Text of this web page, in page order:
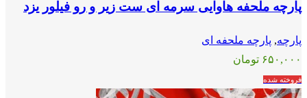
پارچه ملحفه هاوایی سرمه ای ست زیر و رو فیلور یزد
پارچه, پارچه ملحفه ای
۶۵۰,۰۰۰ تومان
فروخته شده